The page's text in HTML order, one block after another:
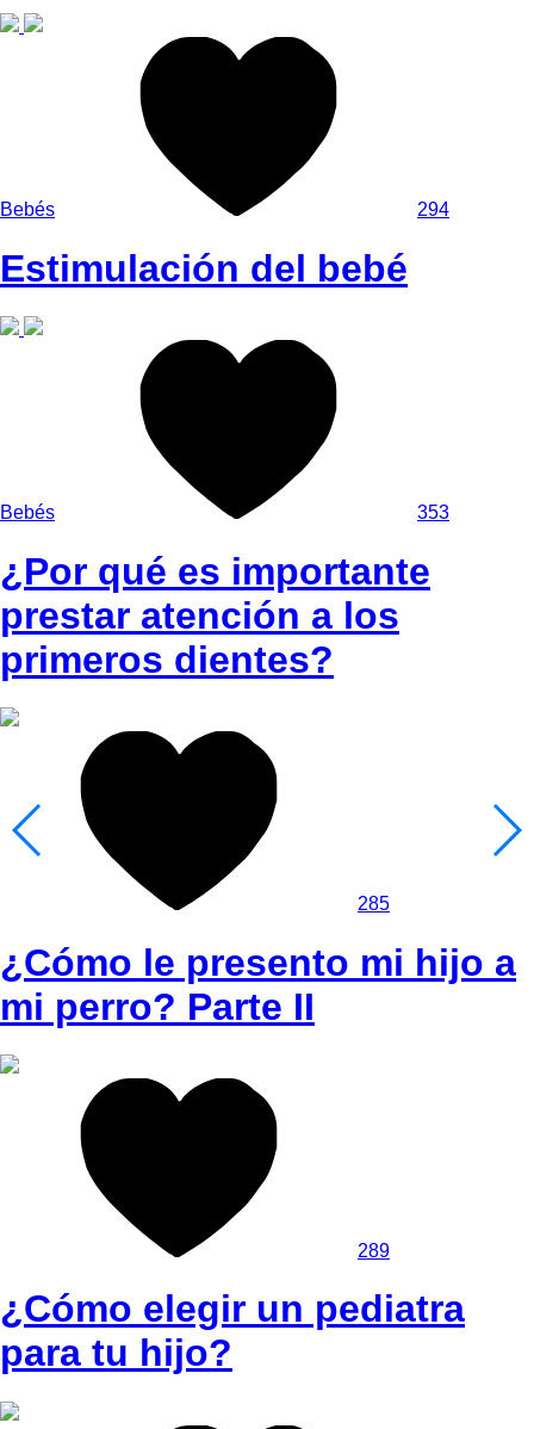
Bebés 294
Estimulación del bebé
Bebés 353
¿Por qué es importante
prestar atención a los
primeros dientes?
285
¿Cómo le presento mi hijo a
mi perro? Parte II
289
¿Cómo elegir un pediatra
para tu hijo?